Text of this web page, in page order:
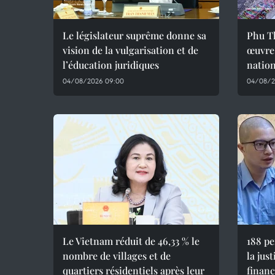
Le législateur suprême donne sa
vision de la vulgarisation et de
l’éducation juridiques
04/08/2026 09:00
Phu
œuvre
04/08/
Le Vietnam réduit de 46,33 % le
nombre de villages et de
quartiers résidentiels après leur
188
la